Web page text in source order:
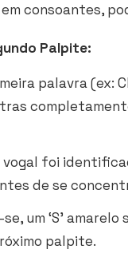
consoantes,
Palpite:
palavra (ex:
vogal foi
antes de se
um ‘S’
palpite.